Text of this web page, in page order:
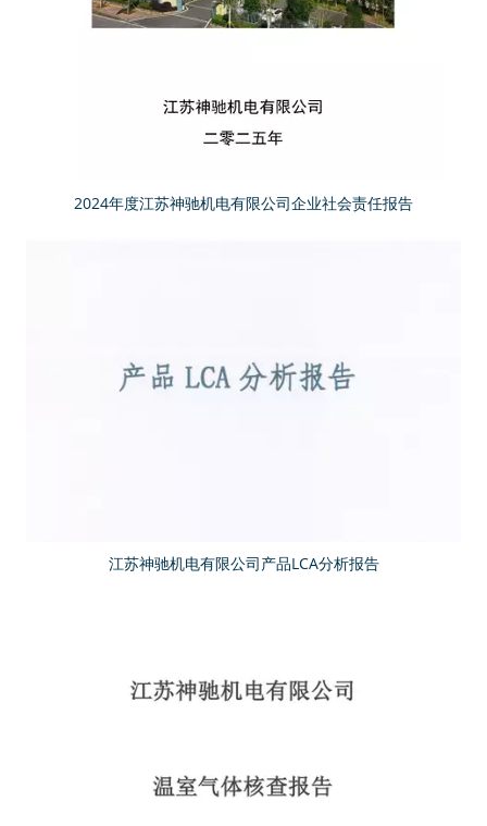
2024年度江苏神驰机电有限公司企业社会责任报告
江苏神驰机电有限公司产品LCA分析报告